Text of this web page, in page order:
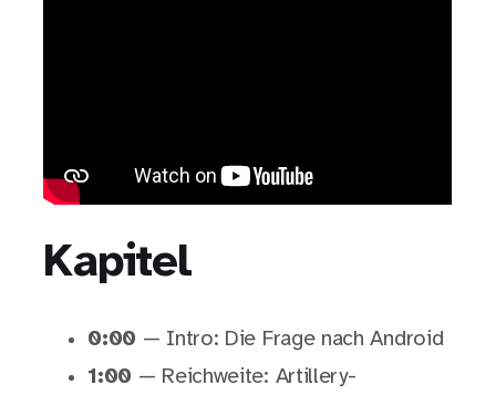
Kapitel
0:00 — Intro: Die Frage nach Android
1:00 — Reichweite: Artillery-